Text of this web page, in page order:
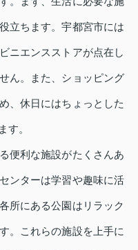
立ちます。宇都宮市には
ニエンスストアが点在し
ん。また、ショッピング
、休日にはちょっとした
す。
便利な施設がたくさんあ
ンターは学習や趣味に活
所にある公園はリラック
。これらの施設を上手に